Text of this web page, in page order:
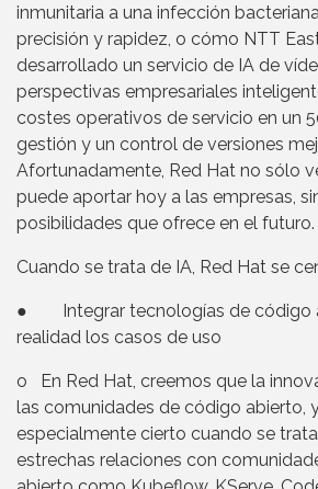
inmunitaria a una infección
precisión y rapidez, o cómo NTT
desarrollado un servicio de IA de
perspectivas empresariales
costes operativos de servicio en un
gestión y un control de versiones
Afortunadamente, Red Hat no sólo
puede aportar hoy a las empresas,
posibilidades que ofrece en el futuro.
Cuando se trata de IA, Red Hat se
● Integrar tecnologías de código
realidad los casos de uso
o En Red Hat, creemos que la
las comunidades de código abierto,
especialmente cierto cuando se
estrechas relaciones con